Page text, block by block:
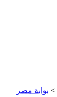
> بوابة مصر